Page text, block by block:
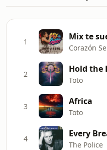
1
Corazón
2 Hold the
Toto
3 Africa
Toto
4 Every
The Police